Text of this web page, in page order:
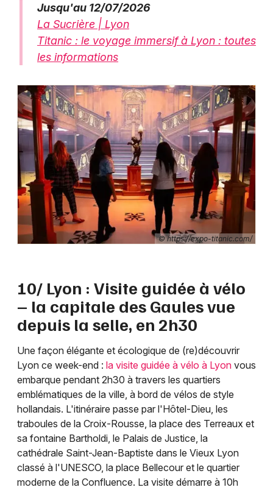
Jusqu'au 12/07/2026
La Sucrière | Lyon
Titanic : le voyage immersif à Lyon : toutes
les informations
© https://expo-titanic.com/
10/ Lyon : Visite guidée à vélo
– la capitale des Gaules vue
depuis la selle, en 2h30
Une façon élégante et écologique de (re)découvrir
Lyon ce week-end : la visite guidée à vélo à Lyon vous
embarque pendant 2h30 à travers les quartiers
emblématiques de la ville, à bord de vélos de style
hollandais. L'itinéraire passe par l'Hôtel-Dieu, les
traboules de la Croix-Rousse, la place des Terreaux et
sa fontaine Bartholdi, le Palais de Justice, la
cathédrale Saint-Jean-Baptiste dans le Vieux Lyon
classé à l'UNESCO, la place Bellecour et le quartier
moderne de la Confluence. La visite démarre à 10h